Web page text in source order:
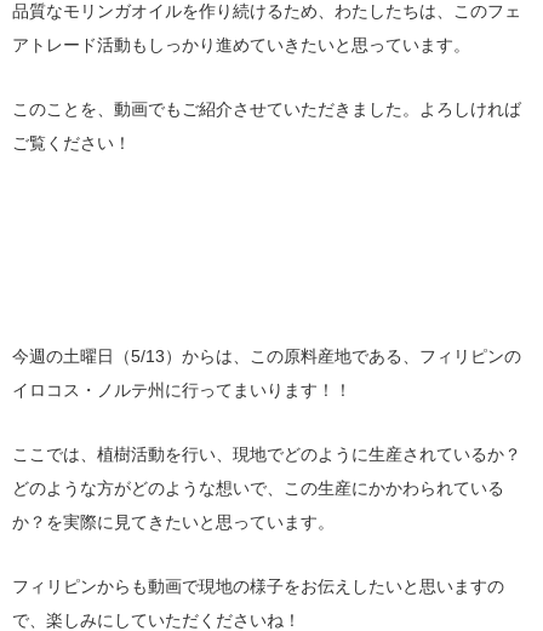
品質なモリンガオイルを作り続けるため、わたしたちは、このフェ
アトレード活動もしっかり進めていきたいと思っています。
このことを、動画でもご紹介させていただきました。よろしければ
ご覧ください！
今週の土曜日（5/13）からは、この原料産地である、フィリピンの
イロコス・ノルテ州に行ってまいります！！
ここでは、植樹活動を行い、現地でどのように生産されているか？
どのような方がどのような想いで、この生産にかかわられている
か？を実際に見てきたいと思っています。
フィリピンからも動画で現地の様子をお伝えしたいと思いますの
で、楽しみにしていただくださいね！